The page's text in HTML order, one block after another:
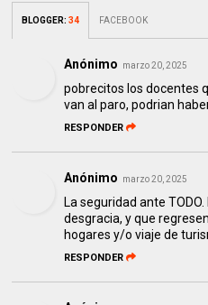
BLOGGER:34 FACEBOOK
Anónimo marzo 20, 2025
pobrecitos los docentes
van al paro, podrian
RESPONDER
Anónimo marzo 20, 2025
La seguridad ante
desgracia, y que
hogares y/o viaje de
RESPONDER